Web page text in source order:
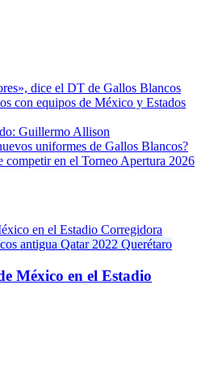
dice el DT de Gallos Blancos
con equipos de México y Estados
Guillermo Allison
uniformes de Gallos Blancos?
competir en el Torneo Apertura 2026
antigua Qatar 2022 Querétaro
México en el Estadio